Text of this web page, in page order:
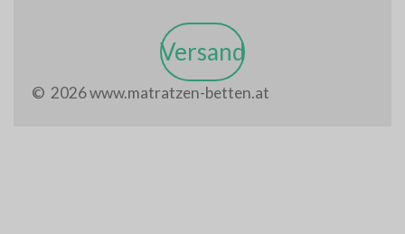
Versand
© 2026 www.matratzen-betten.at